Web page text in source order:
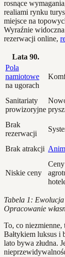
rosnące
realiami rynku
miejsce na
Wyraźnie
rezerwacji online,
Lata 90.
Pola
namiotowe
na ugorach
Sanitariaty
prowizoryjne
Brak
rezerwacji
Brak atrakcji
Niskie ceny
Tabela 1: Ewolucja
Opracowanie
To, co niezmienne,
Bałtykiem luksus i
lato bywa złudna.